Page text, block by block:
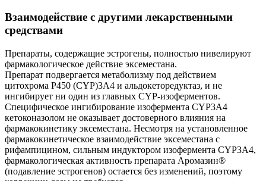
Взаимодействие с другими лекарственными
средствами
Препараты, содержащие эстрогены, полностью нивелируют
фармакологическое действие эксеместана.
Препарат подвергается метаболизму под действием
цитохрома Р450 (CYP)3A4 и альдокеторедуктаз, и не
ингибирует ни один из главных CYP-изоферментов.
Специфическое ингибирование изофермента CYP3A4
кетоконазолом не оказывает достоверного влияния на
фармакокинетику эксеместана. Несмотря на установленное
фармакокинетическое взаимодействие эксеместана с
рифампицином, сильным индуктором изофермента CYP3A4,
фармакологическая активность препарата Аромазин®
(подавление эстрогенов) остается без изменений, поэтому